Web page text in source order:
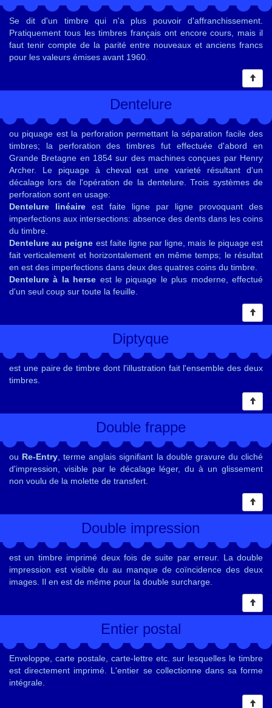
Se dit d'un timbre qui n'a plus pouvoir d'affranchissement.
Pratiquement tous les timbres français ont encore cours, mais il
faut tenir compte de la parité entre nouveaux et anciens francs
pour les valeurs émises avant 1960.
Dentelure
ou piquage est la perforation permettant la séparation facile des
timbres; la perforation des timbres fut effectuée d'abord en
Grande Bretagne en 1854 sur des machines conçues par Henry
Archer. Le piquage à cheval est une varieté résultant d'un
décalage lors de l'opération de la dentelure. Trois systèmes de
perforation sont en usage:
Dentelure linéaire est faite ligne par ligne provoquant des
imperfections aux intersections: absence des dents dans les coins
du timbre.
Dentelure au peigne est faite ligne par ligne, mais le piquage est
fait verticalement et horizontalement en même temps; le résultat
en est des imperfections dans deux des quatres coins du timbre.
Dentelure à la herse est le piquage le plus moderne, effectué
d'un seul coup sur toute la feuille.
Diptyque
est une paire de timbre dont l'illustration fait l'ensemble des deux
timbres.
Double frappe
ou Re-Entry , terme anglais signifiant la double gravure du cliché
d'impression, visible par le décalage léger, du à un glissement
non voulu de la molette de transfert.
Double impression
est un timbre imprimé deux fois de suite par erreur. La double
impression est visible du au manque de coïncidence des deux
images. Il en est de même pour la double surcharge.
Entier postal
Enveloppe, carte postale, carte-lettre etc. sur lesquelles le timbre
est directement imprimé. L'entier se collectionne dans sa forme
intégrale.